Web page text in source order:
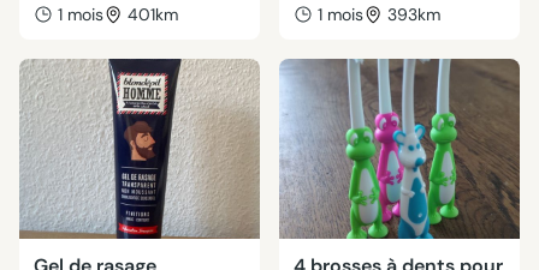
1 mois 401km 1 mois 393km